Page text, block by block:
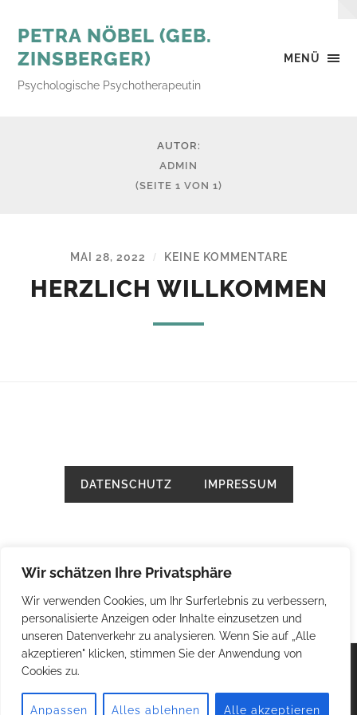
Wir schätzen Ihre Privatsphäre
Wir verwenden Cookies, um Ihr Surferlebnis zu verbessern,
personalisierte Anzeigen oder Inhalte einzusetzen und
unseren Datenverkehr zu analysieren. Wenn Sie auf „Alle
akzeptieren" klicken, stimmen Sie der Anwendung von
Cookies zu.
Anpassen Alles ablehnen Alle akzeptieren
MENÜ
PETRA NÖBEL (GEB.
ZINSBERGER)
Psychologische Psychotherapeutin
AUTOR:
ADMIN
(SEITE 1 VON 1)
MAI 28, 2022 / KEINE KOMMENTARE
HERZLICH WILLKOMMEN
DATENSCHUTZ IMPRESSUM
© 2026Petra Nöbel (geb. Zinsberger). Alle Rechte vorbehalten.
Thema vonAnders Norén.